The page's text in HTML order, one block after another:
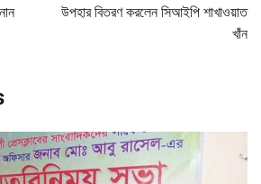
উপহার বিতরণ করলেন সিআইপি শাখাওয়াত
খাঁন